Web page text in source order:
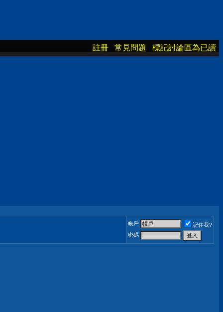
註冊 常見問題 標記討論區為已讀
帳戶
記住我?
密碼